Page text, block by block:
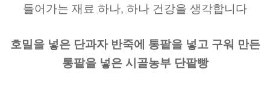
들어가는 재료 하나, 하나 건강을 생각합니다
호밀을 넣은 단과자 반죽에 통팥을 넣고 구워 만든
통팥을 넣은 시골농부 단팥빵